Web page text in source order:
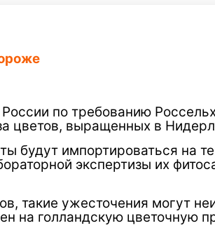
по требованию
цветов, выращенных в
будут импортироваться на
экспертизы их
такие ужесточения могут
на голландскую цветочную